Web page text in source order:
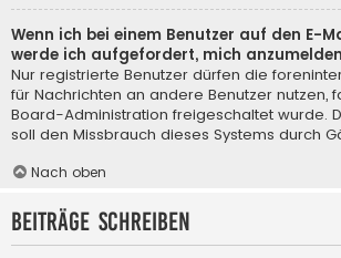
Wenn ich bei einem Benutzer auf den E-
werde ich aufgefordert, mich
Nur registrierte Benutzer dürfen die
für Nachrichten an andere Benutzer nutzen,
Board-Administration freigeschaltet wurde.
soll den Missbrauch dieses Systems durch
Nach oben
Beiträge schreiben